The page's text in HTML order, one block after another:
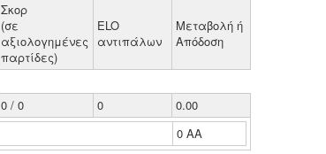
Σκορ
(σε
αξιολογημένες
παρτίδες)
ELO
αντιπάλων
Μεταβολή ή
Απόδοση
0 / 0 0
0.00
0 ΑΑ